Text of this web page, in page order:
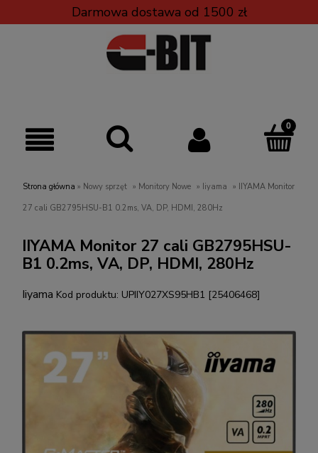
Darmowa dostawa od 1500 zł
Strona główna » Nowy sprzęt » Monitory Nowe » Iiyama »
IIYAMA Monitor
27 cali GB2795HSU-B1 0.2ms, VA, DP, HDMI, 280Hz
IIYAMA Monitor 27 cali GB2795HSU-
B1 0.2ms, VA, DP, HDMI, 280Hz
Iiyama Kod produktu: UPIIY027XS95HB1 [25406468]